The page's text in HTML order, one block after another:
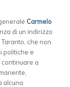
Carmelo
di un indirizzo
che non
politiche e
a
alcuna